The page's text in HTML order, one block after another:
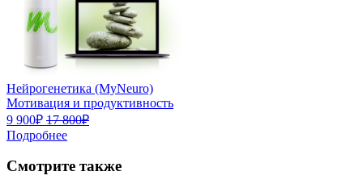
Нейрогенетика (MyNeuro)
Мотивация и продуктивность
9 900₽ 17 800₽
Подробнее
Смотрите также